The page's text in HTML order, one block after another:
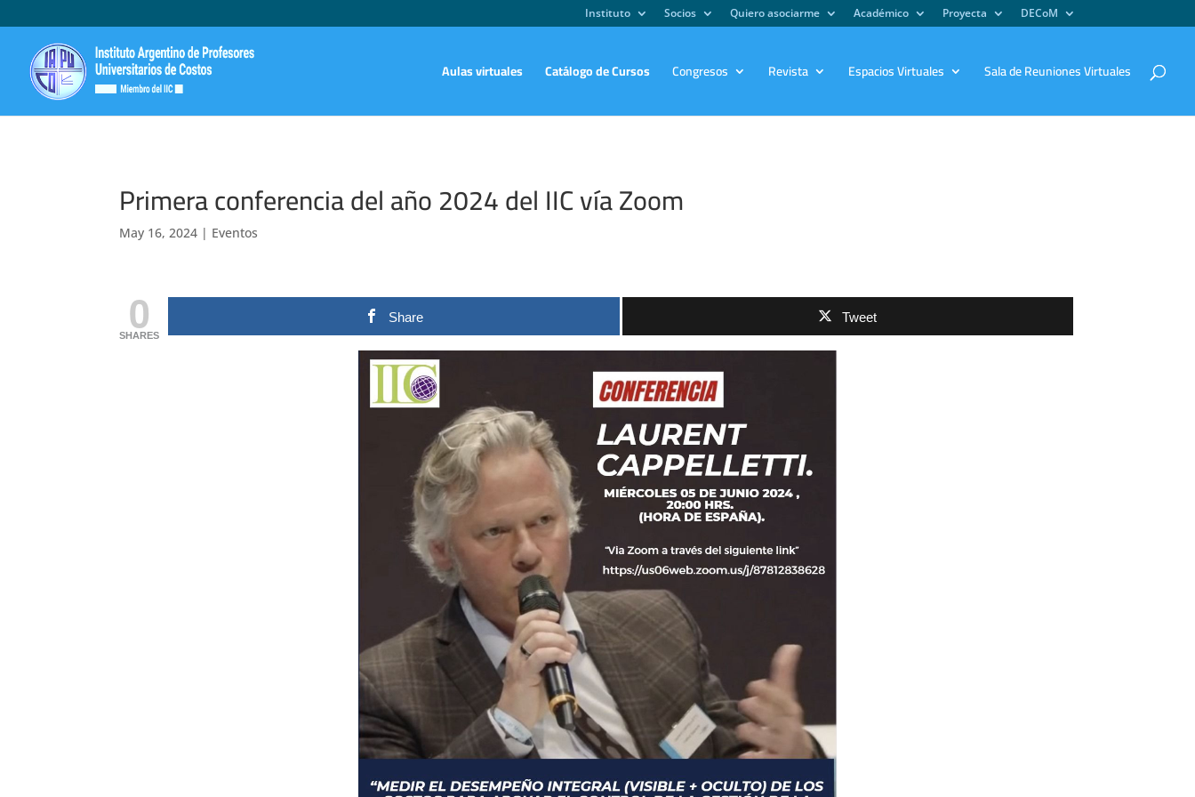
Instituto Socios Quiero asociarme Académico Proyecta DECoM
Aulas virtuales Catálogo de Cursos Congresos Revista Espacios Virtuales Sala de Reuniones Virtuales
Primera conferencia del año 2024 del IIC vía Zoom
May 16, 2024 | Eventos
0
SHARES
Share Tweet